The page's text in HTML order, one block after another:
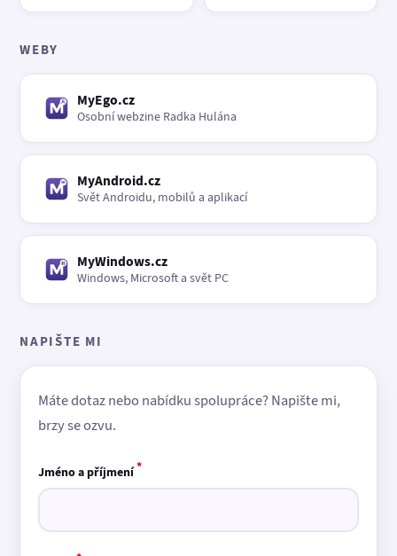
WEBY
MyEgo.cz
Osobní webzine Radka Hulána
MyAndroid.cz
Svět Androidu, mobilů a aplikací
MyWindows.cz
Windows, Microsoft a svět PC
NAPIŠTE MI
Máte dotaz nebo nabídku spolupráce? Napište mi,
brzy se ozvu.
Jméno a příjmení*